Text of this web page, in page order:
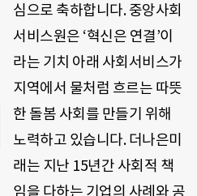
심으로 축하합니다. 중앙사회
서비스원은 ‘혁신은 연결’이
라는 기치 아래 사회서비스가
지역에서 물처럼 흐르는 따뜻
한 돌봄 사회를 만들기 위해
노력하고 있습니다. 더나은미
래는 지난 15년간 사회적 책
임을 다하는 기업의 사례와 공